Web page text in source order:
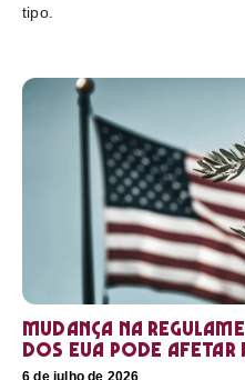
tipo.
Mudança na
dos EUA pode
6 de julho de 2026